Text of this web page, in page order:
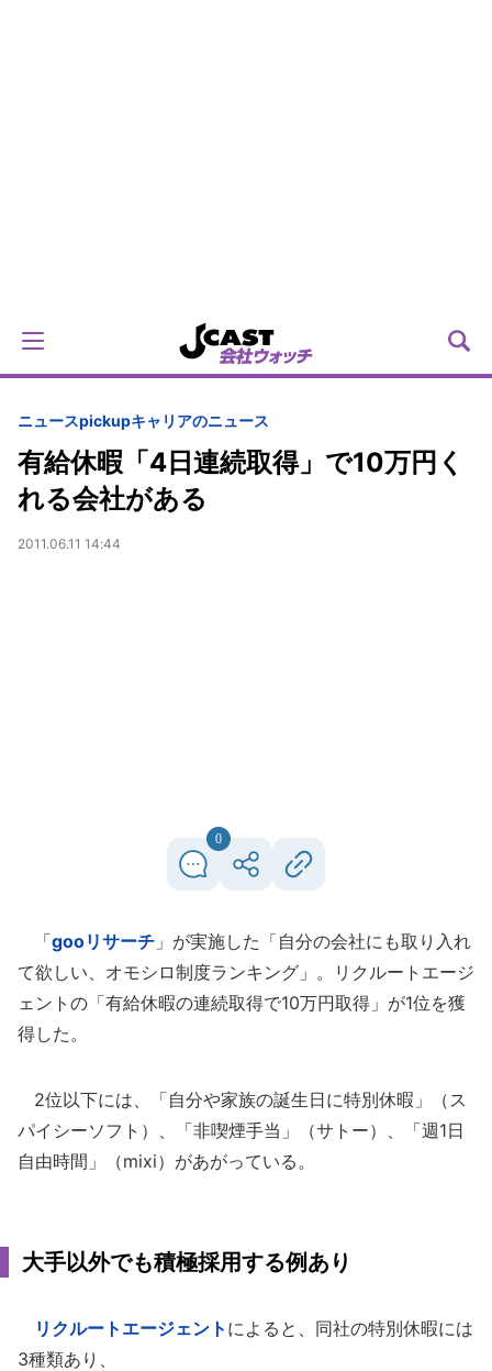
ニュースpickupキャリアのニュース
有給休暇「4日連続取得」で10万円く
れる会社がある
2011.06.11 14:44
0
「gooリサーチ 」が実施した「自分の会社にも取り入れ
て欲しい、オモシロ制度ランキング」。リクルートエージ
ェントの「有給休暇の連続取得で10万円取得」が1位を獲
得した。
2位以下には、「自分や家族の誕生日に特別休暇」（ス
パイシーソフト）、「非喫煙手当」（サトー）、「週1日
自由時間」（mixi）があがっている。
大手以外でも積極採用する例あり
リクルートエージェント によると、同社の特別休暇には
3種類あり、